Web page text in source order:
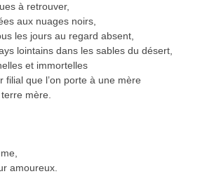
à retrouver,
aux nuages noirs,
les jours au regard absent,
lointains dans les sables du désert,
et immortelles
filial que l’on porte à une mère
mère.
amoureux.